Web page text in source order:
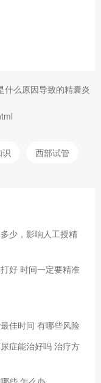
什么原因导致的精囊炎
西部试管
少，影响人工授精
好 时间一定要精准
佳时间 有哪些风险
症能治好吗 治疗方